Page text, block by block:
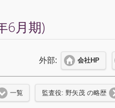
6月期)
外部: 会社HP
一覧 監査役: 野矢茂 の略歴